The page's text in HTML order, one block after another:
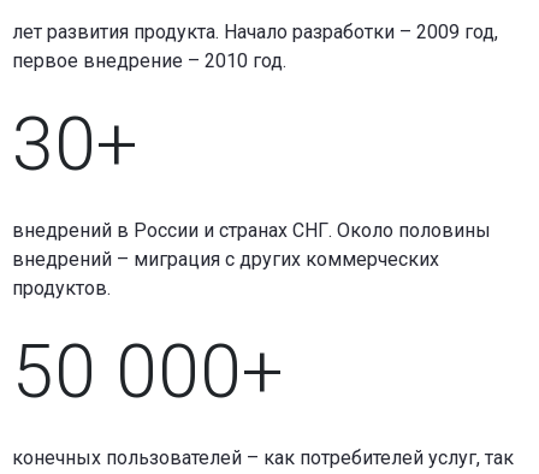
лет развития продукта. Начало разработки – 2009 год,
первое внедрение – 2010 год.
30+
внедрений в России и странах СНГ. Около половины
внедрений – миграция с других коммерческих
продуктов.
50 000+
конечных пользователей – как потребителей услуг, так